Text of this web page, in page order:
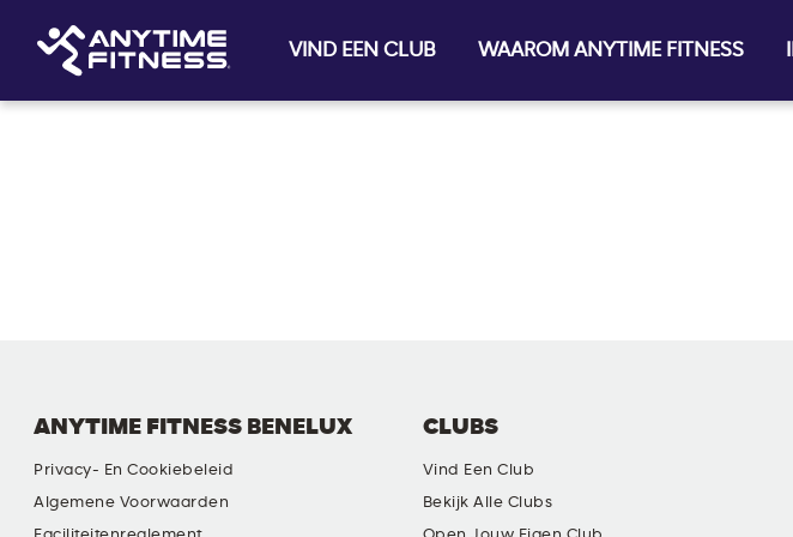
VIND EEN CLUB WAAROM ANYTIME FITNESS
ANYTIME FITNESS BENELUX
Privacy- En Cookiebeleid
Algemene Voorwaarden
CLUBS
Vind Een Club
Bekijk Alle Clubs